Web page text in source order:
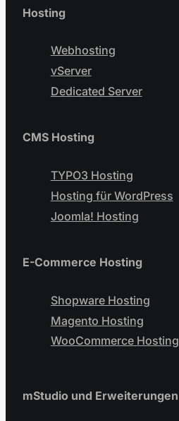
Hosting
Webhosting
vServer
Dedicated Server
CMS Hosting
TYPO3 Hosting
Hosting für WordPress
Joomla! Hosting
E-Commerce Hosting
Shopware Hosting
Magento Hosting
WooCommerce Hosting
mStudio und Erweiterungen